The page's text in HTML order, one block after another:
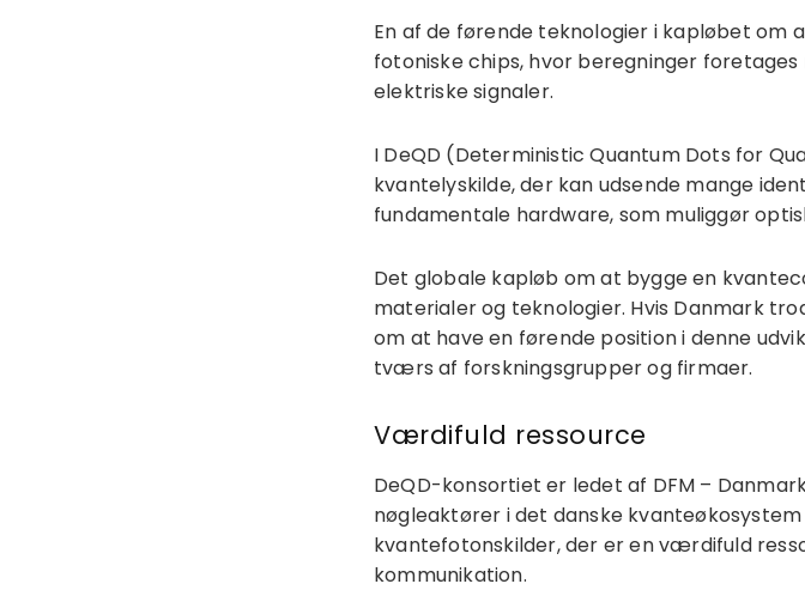
En af de førende teknologier i kapløbet
fotoniske chips, hvor beregninger
elektriske signaler.
I DeQD (Deterministic Quantum Dots for
kvantelyskilde, der kan udsende mange
fundamentale hardware, som muliggør
Det globale kapløb om at bygge en
materialer og teknologier. Hvis Danmark
om at have en førende position i denne
tværs af forskningsgrupper og firmaer.
Værdifuld ressource
DeQD-konsortiet er ledet af DFM –
nøgleaktører i det danske
kvantefotonskilder, der er en værdifuld
kommunikation.